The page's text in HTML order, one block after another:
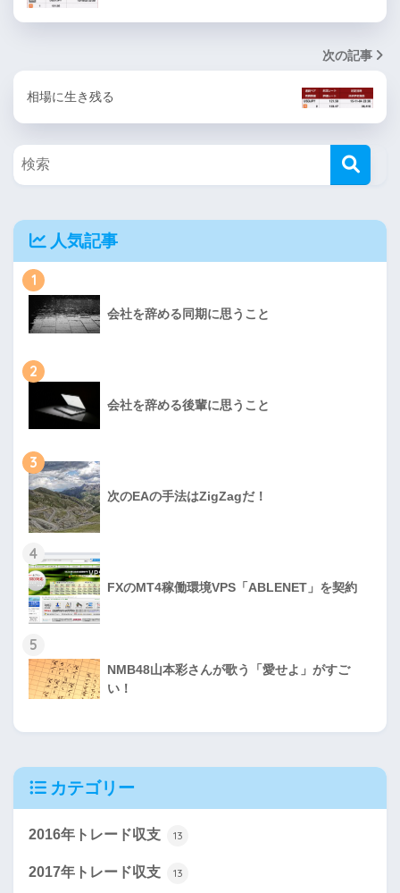
次の記事
相場に生き残る
人気記事
1
会社を辞める同期に思うこと
2
会社を辞める後輩に思うこと
3
次のEAの手法はZigZagだ！
4
FXのMT4稼働環境VPS「ABLENET」を契約
5
NMB48山本彩さんが歌う「愛せよ」がすご
い！
カテゴリー
2016年トレード収支 13
2017年トレード収支 13